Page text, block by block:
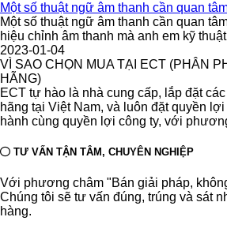
Một số thuật ngữ âm thanh cần quan
Một số thuật ngữ âm thanh cần quan
hiệu chỉnh âm thanh mà anh em kỹ
2023-01-04
VÌ SAO CHỌN MUA TẠI ECT (PHÂN
HÃNG)
ECT tự hào là nhà cung cấp, lắp đặt
hãng tại Việt Nam, và luôn đặt quyền
hành cùng quyền lợi công ty, với
TƯ VẤN TẬN TÂM, CHUYÊN NGHIỆP
Với phương châm "Bán giải pháp,
Chúng tôi sẽ tư vấn đúng, trúng và sát
hàng.